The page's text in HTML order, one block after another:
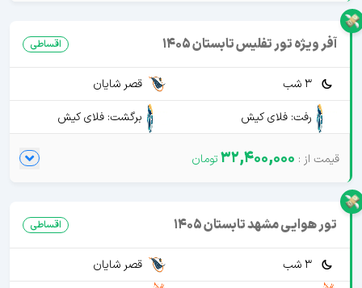
آفر ویژه تور تفلیس تابستان 1405 اقساطی
3 شب
قصر شایان
رفت: فلای کیش
برگشت: فلای کیش
32,400,000
تور هوایی مشهد تابستان 1405 اقساطی
3 شب
قصر شایان